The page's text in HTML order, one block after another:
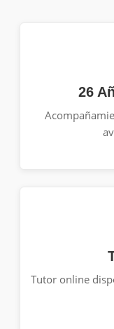
26
Tutor online